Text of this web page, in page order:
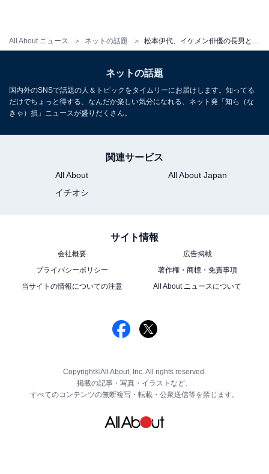
All About ニュース ネットの話題
ネットの話題
国内外のSNSで話題の人＆トピックをタイムリーにお届けします。知ってる
だけでちょっと得する、なんだか楽しい気分になれる、ネット発「知ら（な
きゃ）損」ニュースが盛りだくさん。
関連サービス
All About
All About Japan
イチオシ
サイト情報
会社概要
広告掲載
プライバシーポリシー
著作権・商標・免責事項
当サイトの情報についての注意
All About ニュースについて
Copyright©All About, Inc. All rights reserved.
掲載の記事・写真・イラストなど、
すべてのコンテンツの無断複写・転載・公衆送信等を禁じます。